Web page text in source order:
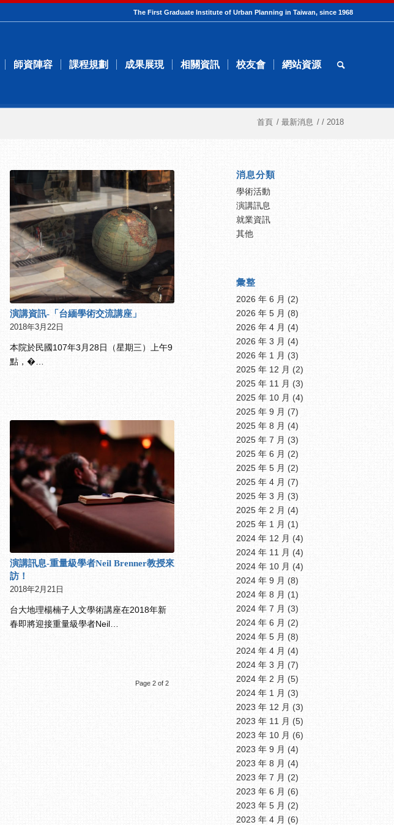
The First Graduate Institute of Urban Planning in Taiwan, since 1968
師資陣容 課程規劃 成果展現 相關資訊 校友會 網站資源
首頁 / 最新消息 / / 2018
演講資訊-「台緬學術交流講座」
2018年3月22日
本院於民國107年3月28日（星期三）上午9
點，�…
演講訊息-重量級學者Neil Brenner教授來
訪！
2018年2月21日
台大地理楊楠子人文學術講座在2018年新
春即將迎接重量級學者Neil…
Page 2 of 2
消息分類
學術活動
演講訊息
就業資訊
其他
彙整
2026 年 6 月 (2)
2026 年 5 月 (8)
2026 年 4 月 (4)
2026 年 3 月 (4)
2026 年 1 月 (3)
2025 年 12 月 (2)
2025 年 11 月 (3)
2025 年 10 月 (4)
2025 年 9 月 (7)
2025 年 8 月 (4)
2025 年 7 月 (3)
2025 年 6 月 (2)
2025 年 5 月 (2)
2025 年 4 月 (7)
2025 年 3 月 (3)
2025 年 2 月 (4)
2025 年 1 月 (1)
2024 年 12 月 (4)
2024 年 11 月 (4)
2024 年 10 月 (4)
2024 年 9 月 (8)
2024 年 8 月 (1)
2024 年 7 月 (3)
2024 年 6 月 (2)
2024 年 5 月 (8)
2024 年 4 月 (4)
2024 年 3 月 (7)
2024 年 2 月 (5)
2024 年 1 月 (3)
2023 年 12 月 (3)
2023 年 11 月 (5)
2023 年 10 月 (6)
2023 年 9 月 (4)
2023 年 8 月 (4)
2023 年 7 月 (2)
2023 年 6 月 (6)
2023 年 5 月 (2)
2023 年 4 月 (6)